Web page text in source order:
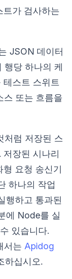
트가 검사하는
JSON 데이터
행당 하나의 케
스트 스위트
스 또는 흐름을
처럼 저장된 스
저장된 시나리
형 요청 송신기
하나의 작업
행하고 통과된
에 Node를 실
있습니다.
서는 Apidog
하십시오.